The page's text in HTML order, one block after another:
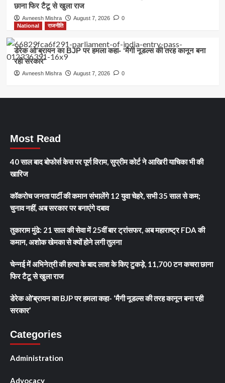
छाना फिर टैटू से खुला राज
Avneesh Mishra August 7, 2026
0
National
राजनीति
डेरेक ओ’ब्रायन का BJP पर हमला कहा- ‘मैगी नूडल्स की तरह कानून बना
रही सरकार’
Avneesh Mishra August 7, 2026 0
Most Read
40 साल बाद बोफोर्स केस पर पूर्ण विराम, सुप्रीम कोर्ट ने आखिरी याचिका भी की
खारिज
कॉकरोच जनता पार्टी की कमान संभालेंगे 12 युवा चेहरे, सभी 35 साल से कम;
चुनाव नहीं, अब सरकार पर बनाएंगे दबाव
तुकाराम मुंढे: 21 साल की सेवा में 25वीं बार ट्रांसफर, अब महाराष्ट्र FDA की
कमान, अशोक खेमका से क्यों होने लगी तुलना
चेन्नई में अभिनेत्री की हत्या के बाद लाश के किए टुकड़े, 11,700 टन कचरा छाना
फिर टैटू से खुला राज
डेरेक ओ’ब्रायन का BJP पर हमला कहा- ‘मैगी नूडल्स की तरह कानून बना रही
सरकार’
Categories
Administration
Advocacy